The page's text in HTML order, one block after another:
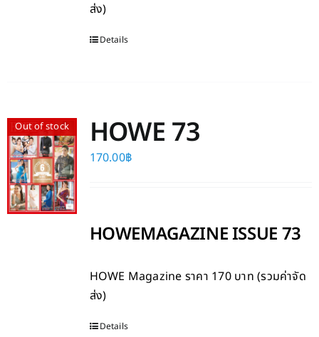
ส่ง)
Details
Out of stock HOWE 73
170.00฿
HOWEMAGAZINE ISSUE 73
HOWE Magazine ราคา 170 บาท (รวมค่าจัด
ส่ง)
Details